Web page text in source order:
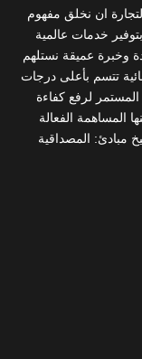
ان نخلق مفهوم
خدمات عالمية
وخبرة عميقة نستلهم
تتسم بأعلى درجات
لرفع كفاءة
المساهمة الفعالة
مبادئ: المصداقية